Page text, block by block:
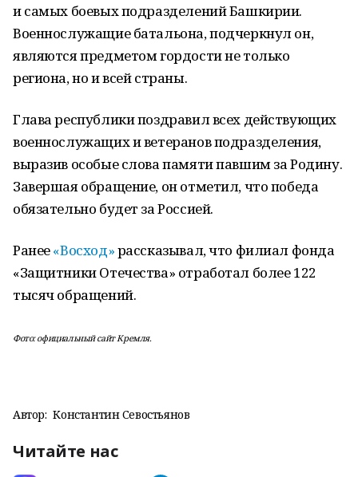
и самых боевых подразделений Башкирии.
Военнослужащие батальона, подчеркнул он,
являются предметом гордости не только
региона, но и всей страны.
Глава республики поздравил всех действующих
военнослужащих и ветеранов подразделения,
выразив особые слова памяти павшим за Родину.
Завершая обращение, он отметил, что победа
обязательно будет за Россией.
Ранее«Восход»рассказывал, что филиал фонда
«Защитники Отечества» отработал более 122
тысяч обращений.
Фото: официальный сайт Кремля.
Автор: Константин Севостьянов
Читайте нас